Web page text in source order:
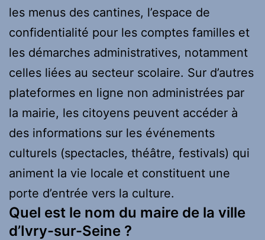
les menus des cantines, l’espace de
confidentialité pour les comptes familles et
les démarches administratives, notamment
celles liées au secteur scolaire. Sur d’autres
plateformes en ligne non administrées par
la mairie, les citoyens peuvent accéder à
des informations sur les événements
culturels (spectacles, théâtre, festivals) qui
animent la vie locale et constituent une
porte d’entrée vers la culture.
Quel est le nom du maire de la ville
d’Ivry-sur-Seine ?